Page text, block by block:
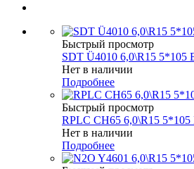
Быстрый просмотр
SDT Ü4010 6,0\R15 5*105
Нет в наличии
Подробнее
Быстрый просмотр
RPLC CH65 6,0\R15 5*105
Нет в наличии
Подробнее